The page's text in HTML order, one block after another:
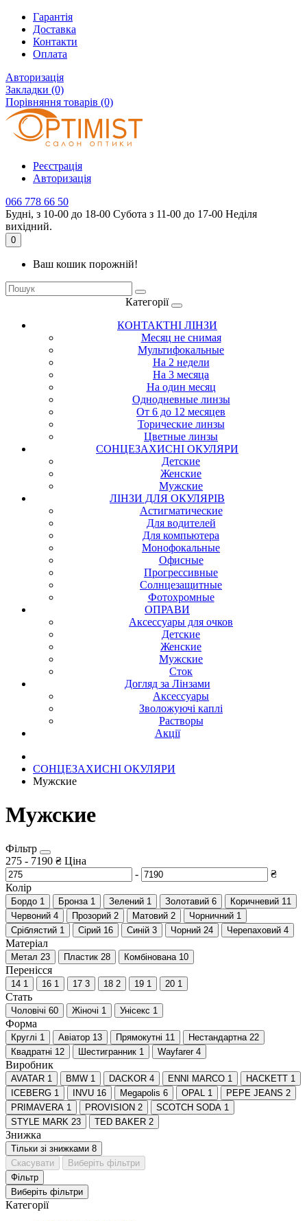
Гарантія
Доставка
Контакти
Оплата
Авторизація
Закладки (0)
Порівняння товарів (0)
Реєстрація
Авторизація
066 778 66 50
Будні, з 10-00 до 18-00 Субота з 11-00 до 17-00 Неділя
вихідний.
0
Ваш кошик порожній!
Категорії
КОНТАКТНІ ЛІНЗИ
Месяц не снимая
Мультифокальные
На 2 недели
На 3 месяца
На один месяц
Однодневные линзы
От 6 до 12 месяцев
Торические линзы
Цветные линзы
СОНЦЕЗАХИСНІ ОКУЛЯРИ
Детские
Женские
Мужские
ЛІНЗИ ДЛЯ ОКУЛЯРІВ
Астигматические
Для водителей
Для компьютера
Монофокальные
Офисные
Прогрессивные
Солнцезащитные
Фотохромные
ОПРАВИ
Аксессуары для очков
Детские
Женские
Мужские
Сток
Догляд за Лінзами
Аксессуары
Зволожуючі каплі
Растворы
Акції
СОНЦЕЗАХИСНІ ОКУЛЯРИ
Мужские
Мужские
Фільтр
275 - 7190 ₴ Ціна
-
₴
Колір
Бордо 1 Бронза 1 Зелений 1 Золотавий 6 Коричневий 11
Червоний 4 Прозорий 2 Матовий 2 Чорничний 1
Сріблястий 1 Сірий 16 Синій 3 Чорний 24 Черепаховий 4
Матеріал
Метал 23 Пластик 28 Комбінована 10
Перенісся
14 1 16 1 17 3 18 2 19 1 20 1
Стать
Чоловічі 60 Жіночі 1 Унісекс 1
Форма
Круглі 1 Авіатор 13 Прямокутні 11 Нестандартна 22
Квадратні 12 Шестигранник 1 Wayfarer 4
Виробник
AVATAR 1 BMW 1 DACKOR 4 ENNI MARCO 1 HACKETT 1
ICEBERG 1 INVU 16 Megapolis 6 OPAL 1 PEPE JEANS 2
PRIMAVERA 1 PROVISION 2 SCOTCH SODA 1
STYLE MARK 23 TED BAKER 2
Знижка
Тільки зі знижками 8
Скасувати
Виберіть фільтри
Фільтр
Виберіть фільтри
Категорії